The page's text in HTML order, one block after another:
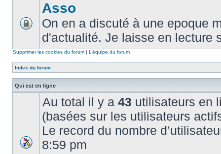
Asso
On en a discuté à une epoque
d'actualité. Je laisse en lecture
Supprimer les cookies du forum | L’équipe du forum
Index du forum
Qui est en ligne
Au total il y a 43 utilisateurs en
(basées sur les utilisateurs
Le record du nombre
8:59 pm